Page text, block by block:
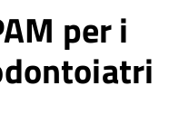
per i